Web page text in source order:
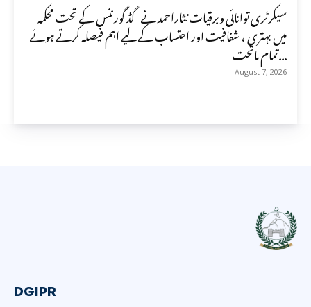
سیکرٹری توانائی وبرقیات نثاراحمد نے گڈ گورننس کے تحت محکمہ
میں بہتری ، شفافیت اور احتساب کے لیے اہم فیصلہ کرتے ہوئے
تمام ماتحت...
August 7, 2026
DGIPR